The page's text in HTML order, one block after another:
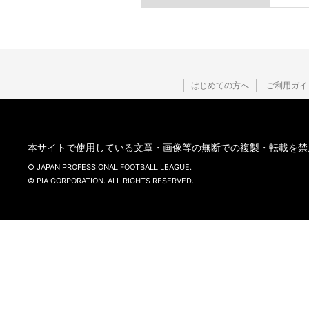
はじめての方へ ご利用ガ
本サイトで使用している文章・画像等の無断での複製・転載を
© JAPAN PROFESSIONAL FOOTBALL LEAGUE.
© PIA CORPORATION. ALL RIGHTS RESERVED.